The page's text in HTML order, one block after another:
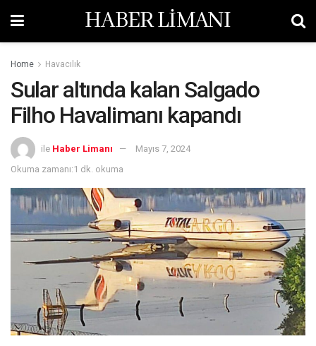
HABER LİMANI
Home Havacılık
Sular altında kalan Salgado
Filho Havalimanı kapandı
ile Haber Limanı
Mayıs 7, 2024
Okuma zamanı:1 dk. okuma